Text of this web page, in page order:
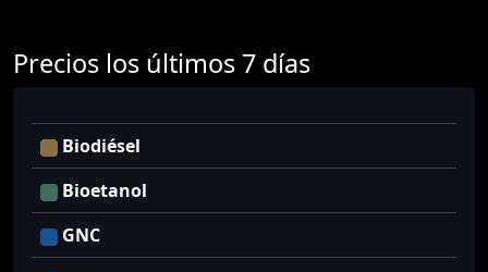
Precios los últimos 7 días
Biodiésel
Bioetanol
GNC